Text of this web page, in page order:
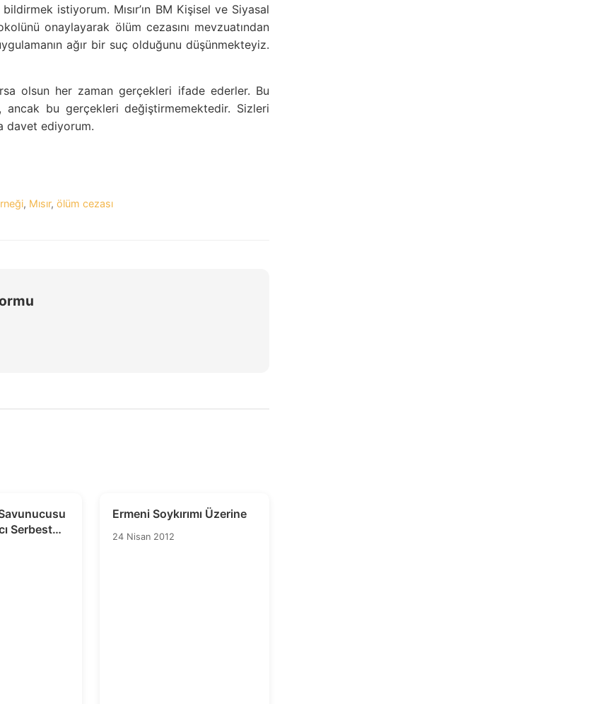
istiyorum. Mısır’ın BM Kişisel ve Siyasal
onaylayarak ölüm cezasını mevzuatından
ağır bir suç olduğunu düşünmekteyiz.
olsun her zaman gerçekleri ifade ederler. Bu
bu gerçekleri değiştirmemektedir. Sizleri
davet ediyorum.
, Mısır, ölüm cezası
Serbest
Ermeni Soykırımı Üzerine
24 Nisan 2012